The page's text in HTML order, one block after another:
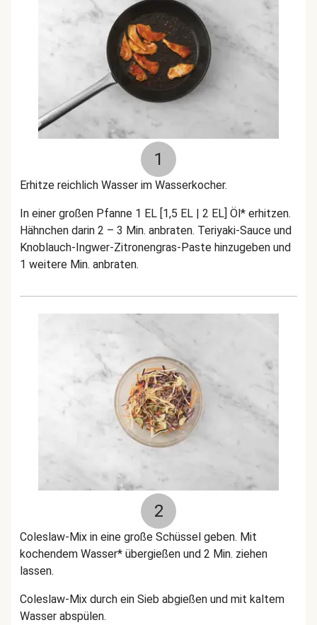
1
Erhitze reichlich Wasser im Wasserkocher.
In einer großen Pfanne 1 EL [1,5 EL | 2 EL] Öl* erhitzen.
Hähnchen darin 2 – 3 Min. anbraten. Teriyaki-Sauce und
Knoblauch-Ingwer-Zitronengras-Paste hinzugeben und
1 weitere Min. anbraten.
2
Coleslaw-Mix in eine große Schüssel geben. Mit
kochendem Wasser* übergießen und 2 Min. ziehen
lassen.
Coleslaw-Mix durch ein Sieb abgießen und mit kaltem
Wasser abspülen.